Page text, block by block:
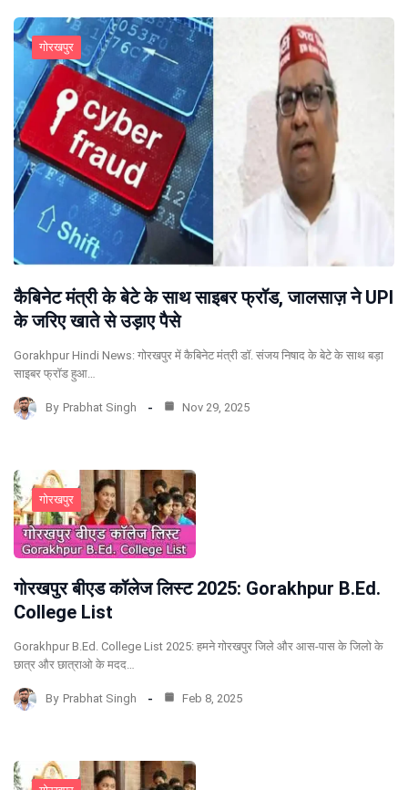
गोरखपुर
कैबिनेट मंत्री के बेटे के साथ साइबर फ्रॉड, जालसाज़ ने UPI
के जरिए खाते से उड़ाए पैसे
Gorakhpur Hindi News: गोरखपुर में कैबिनेट मंत्री डॉ. संजय निषाद के बेटे के साथ बड़ा
साइबर फ्रॉड हुआ…
By Prabhat Singh Nov 29, 2025
गोरखपुर
गोरखपुर बीएड कॉलेज लिस्ट 2025: Gorakhpur B.Ed.
College List
Gorakhpur B.Ed. College List 2025: हमने गोरखपुर जिले और आस-पास के जिलो के
छात्र और छात्राओ के मदद…
By Prabhat Singh Feb 8, 2025